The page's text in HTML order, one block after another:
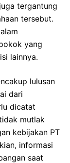
tergantung
tersebut.
yang
lainnya.
lulusan
dari
dicatat
mutlak
kebijakan PT
informasi
saat